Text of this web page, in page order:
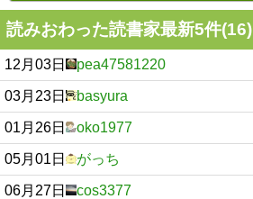
読みおわった読書家最新5件(16)
12月03日 pea47581220
03月23日 basyura
01月26日 oko1977
05月01日 がっち
06月27日 cos3377